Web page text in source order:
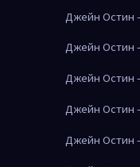
Джейн Остин
Джейн Остин
Джейн Остин
Джейн Остин
Джейн Остин